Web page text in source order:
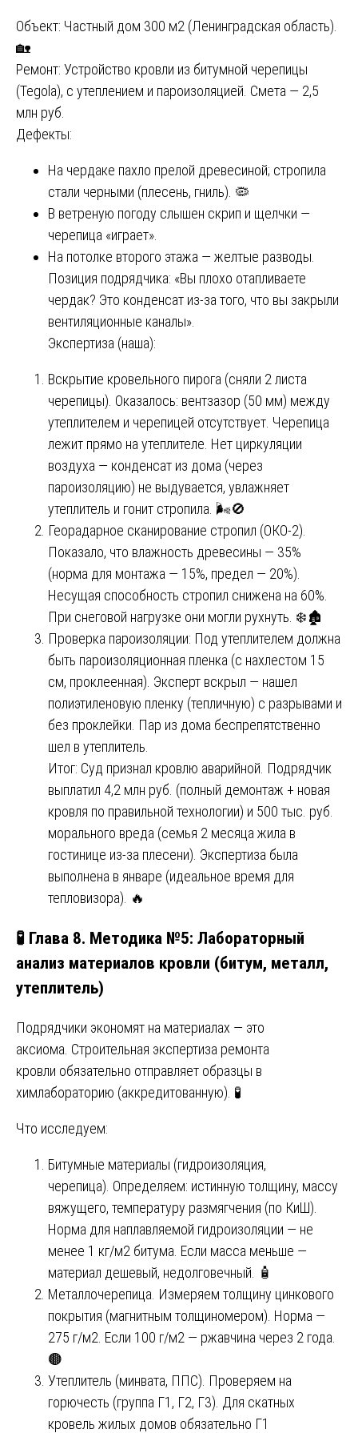
Объект: Частный дом 300 м2 (Ленинградская область).
🏡
Ремонт: Устройство кровли из битумной черепицы
(Tegola), с утеплением и пароизоляцией. Смета — 2,5
млн руб.
Дефекты:
На чердаке пахло прелой древесиной; стропила
стали черными (плесень, гниль). 🦠
В ветреную погоду слышен скрип и щелчки —
черепица «играет».
На потолке второго этажа — желтые разводы.
Позиция подрядчика: «Вы плохо отапливаете
чердак? Это конденсат из-за того, что вы закрыли
вентиляционные каналы».
Экспертиза (наша):
Вскрытие кровельного пирога (сняли 2 листа
черепицы). Оказалось: вентзазор (50 мм) между
утеплителем и черепицей отсутствует. Черепица
лежит прямо на утеплителе. Нет циркуляции
воздуха — конденсат из дома (через
пароизоляцию) не выдувается, увлажняет
утеплитель и гонит стропила. 🌬️🚫
Георадарное сканирование стропил (ОКО-2).
Показало, что влажность древесины — 35%
(норма для монтажа — 15%, предел — 20%).
Несущая способность стропил снижена на 60%.
При снеговой нагрузке они могли рухнуть. ❄️🏚️
Проверка пароизоляции: Под утеплителем должна
быть пароизоляционная пленка (с нахлестом 15
см, проклеенная). Эксперт вскрыл — нашел
полиэтиленовую пленку (тепличную) с разрывами и
без проклейки. Пар из дома беспрепятственно
шел в утеплитель.
Итог: Суд признал кровлю аварийной. Подрядчик
выплатил 4,2 млн руб. (полный демонтаж + новая
кровля по правильной технологии) и 500 тыс. руб.
морального вреда (семья 2 месяца жила в
гостинице из-за плесени). Экспертиза была
выполнена в январе (идеальное время для
тепловизора). 🔥
🧪 Глава 8. Методика №5: Лабораторный
анализ материалов кровли (битум, металл,
утеплитель)
Подрядчики экономят на материалах — это
аксиома. Строительная экспертиза ремонта
кровли обязательно отправляет образцы в
химлабораторию (аккредитованную). 🧪
Что исследуем:
Битумные материалы (гидроизоляция,
черепица). Определяем: истинную толщину, массу
вяжущего, температуру размягчения (по КиШ).
Норма для наплавляемой гидроизоляции — не
менее 1 кг/м2 битума. Если масса меньше —
материал дешевый, недолговечный. 🧴
Металлочерепица. Измеряем толщину цинкового
покрытия (магнитным толщиномером). Норма —
275 г/м2. Если 100 г/м2 — ржавчина через 2 года.
🟤
Утеплитель (минвата, ППС). Проверяем на
горючесть (группа Г1, Г2, Г3). Для скатных
кровель жилых домов обязательно Г1